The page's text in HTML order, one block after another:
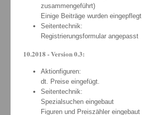
zusammengeführt)
Einige Beiträge wurden eingepflegt
Seitentechnik:
Registrierungsformular angepasst
10.2018 - Version 0.3:
Aktionfiguren:
dt. Preise eingefügt.
Seitentechnik:
Spezialsuchen eingebaut
Figuren und Preiszähler eingebaut